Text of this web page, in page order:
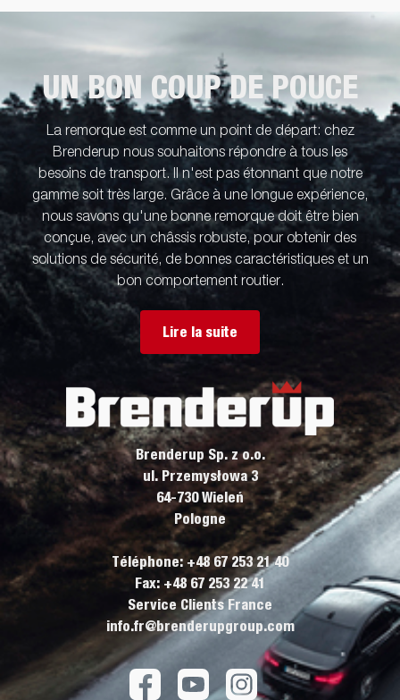
UN BON COUP DE POUCE
La remorque est comme un point de départ: chez
Brenderup nous souhaitons répondre à tous les
besoins de transport. Il n'est pas étonnant que notre
gamme soit très large. Grâce à une longue expérience,
nous savons qu'une bonne remorque doit être bien
conçue, avec un châssis robuste, pour obtenir des
solutions de sécurité, de bonnes caractéristiques et un
bon comportement routier.
Lire la suite
Brenderup Sp. z o.o.
ul. Przemysłowa 3
64-730 Wieleń
Pologne
Téléphone: +48 67 253 21 40
Fax: +48 67 253 22 41
Service Clients France
info.fr@brenderupgroup.com